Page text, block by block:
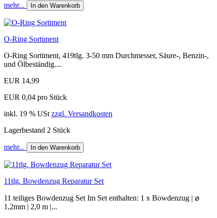
mehr... In den Warenkorb
O-Ring Sortiment
O-Ring Sortiment, 419tlg. 3-50 mm Durchmesser, Säure-, Benzin-,
und Ölbeständig....
EUR 14,99
EUR 0,04 pro Stück
inkl. 19 % USt zzgl. Versandkosten
Lagerbestand 2 Stück
mehr... In den Warenkorb
11tlg. Bowdenzug Reparatur Set
11 teiliges Bowdenzug Set Im Set enthalten: 1 x Bowdenzug | ⌀
1,2mm | 2,0 m |...